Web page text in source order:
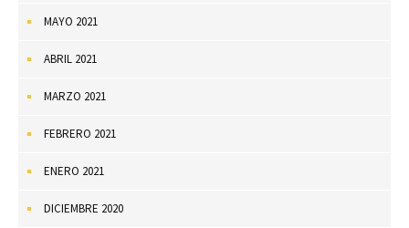
MAYO 2021
ABRIL 2021
MARZO 2021
FEBRERO 2021
ENERO 2021
DICIEMBRE 2020